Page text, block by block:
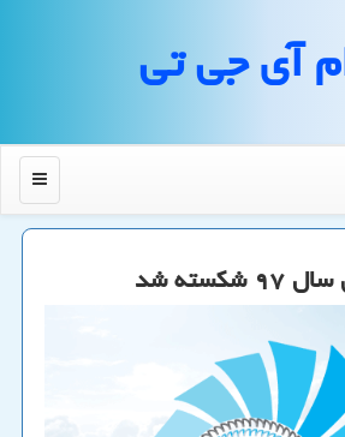
آی جی تی
منو
شد